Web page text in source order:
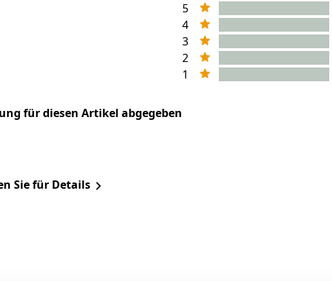
5
4
3
2
1
für diesen Artikel abgegeben
Sie für Details